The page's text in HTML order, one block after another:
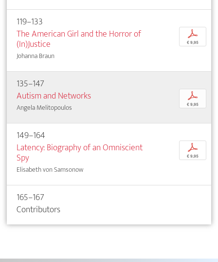
119–133
The American Girl and the Horror of
(In)Justice
Johanna Braun
p
€ 9,95
135–147
Autism and Networks
Angela Melitopoulos
p
€ 9,95
149–164
Latency: Biography of an Omniscient
Spy
Elisabeth von Samsonow
p
€ 9,95
165–167
Contributors